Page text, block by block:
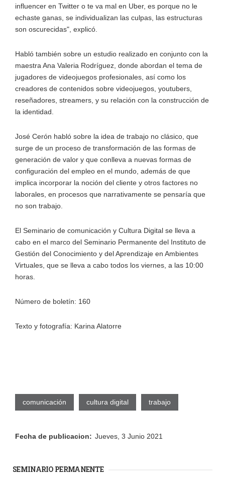
influencer en Twitter o te va mal en Uber, es porque no le
echaste ganas, se individualizan las culpas, las estructuras
son oscurecidas", explicó.
Habló también sobre un estudio realizado en conjunto con la
maestra Ana Valeria Rodríguez, donde abordan el tema de
jugadores de videojuegos profesionales, así como los
creadores de contenidos sobre videojuegos, youtubers,
reseñadores, streamers, y su relación con la construcción de
la identidad.
José Cerón habló sobre la idea de trabajo no clásico, que
surge de un proceso de transformación de las formas de
generación de valor y que conlleva a nuevas formas de
configuración del empleo en el mundo, además de que
implica incorporar la noción del cliente y otros factores no
laborales, en procesos que narrativamente se pensaría que
no son trabajo.
El Seminario de comunicación y Cultura Digital se lleva a
cabo en el marco del Seminario Permanente del Instituto de
Gestión del Conocimiento y del Aprendizaje en Ambientes
Virtuales, que se lleva a cabo todos los viernes, a las 10:00
horas.
Número de boletín: 160
Texto y fotografía: Karina Alatorre
comunicación cultura digital trabajo
Fecha de publicacion: Jueves, 3 Junio 2021
SEMINARIO PERMANENTE